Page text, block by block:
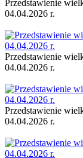
Przedstawienie
04.04.2026 r.
Przedstawienie
04.04.2026 r.
Przedstawienie
04.04.2026 r.